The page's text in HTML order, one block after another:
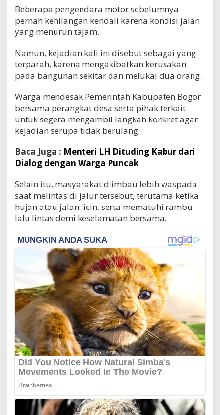
Beberapa pengendara motor sebelumnya
pernah kehilangan kendali karena kondisi jalan
yang menurun tajam.
Namun, kejadian kali ini disebut sebagai yang
terparah, karena mengakibatkan kerusakan
pada bangunan sekitar dan melukai dua orang.
Warga mendesak Pemerintah Kabupaten Bogor
bersama perangkat desa serta pihak terkait
untuk segera mengambil langkah konkret agar
kejadian serupa tidak berulang.
Baca Juga : Menteri LH Dituding Kabur dari
Dialog dengan Warga Puncak
Selain itu, masyarakat diimbau lebih waspada
saat melintas di jalur tersebut, terutama ketika
hujan atau jalan licin, serta mematuhi rambu
lalu lintas demi keselamatan bersama.